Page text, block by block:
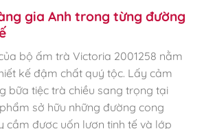
gia Anh trong từng đường
bộ ấm trà Victoria 2001258 nằm
kế đậm chất quý tộc. Lấy cảm
bữa tiệc trà chiều sang trọng tại
sở hữu những đường cong
cầm được uốn lượn tinh tế và lớp